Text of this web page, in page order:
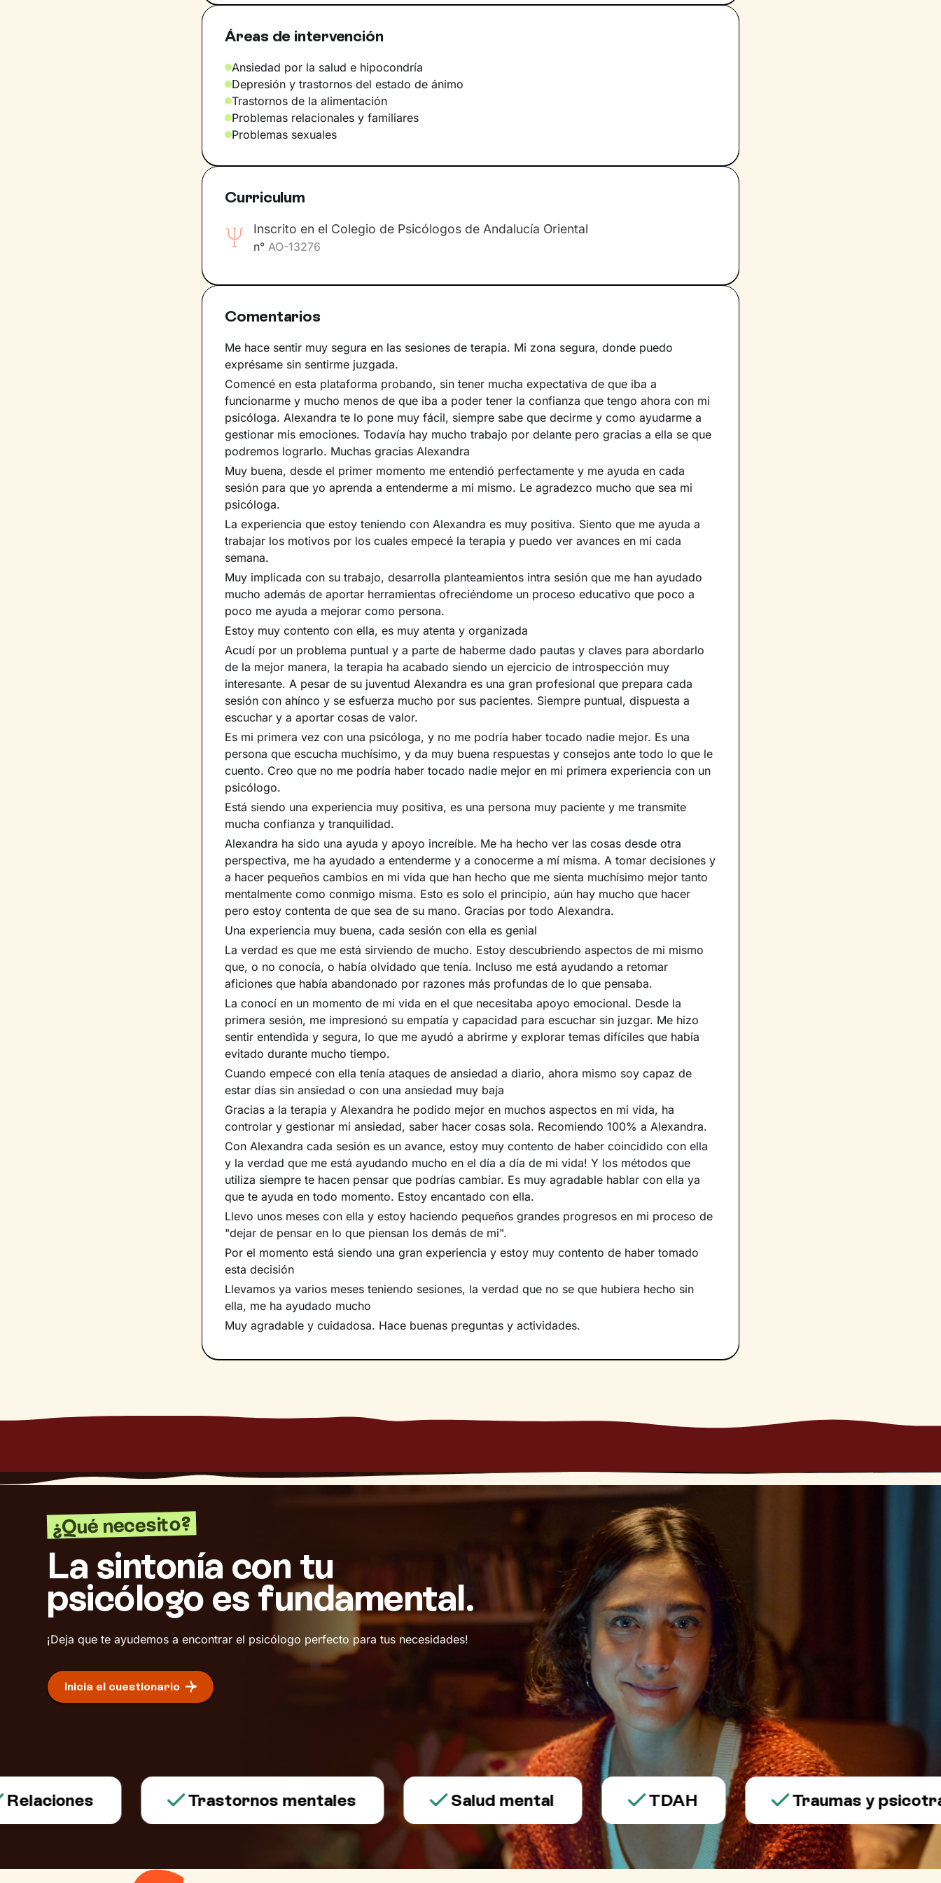
Idiomas
Español.
Áreas de intervención
Ansiedad por la salud e hipocondría
Depresión y trastornos del estado de ánimo
Trastornos de la alimentación
Problemas relacionales y familiares
Problemas sexuales
Curriculum
Inscrito en el Colegio de Psicólogos de Andalucía Oriental
n° AO-13276
Comentarios
Me hace sentir muy segura en las sesiones de terapia. Mi zona segura, donde puedo
exprésame sin sentirme juzgada.
Comencé en esta plataforma probando, sin tener mucha expectativa de que iba a
funcionarme y mucho menos de que iba a poder tener la confianza que tengo ahora con mi
psicóloga. Alexandra te lo pone muy fácil, siempre sabe que decirme y como ayudarme a
gestionar mis emociones. Todavía hay mucho trabajo por delante pero gracias a ella se que
podremos lograrlo. Muchas gracias Alexandra
Muy buena, desde el primer momento me entendió perfectamente y me ayuda en cada
sesión para que yo aprenda a entenderme a mi mismo. Le agradezco mucho que sea mi
psicóloga.
La experiencia que estoy teniendo con Alexandra es muy positiva. Siento que me ayuda a
trabajar los motivos por los cuales empecé la terapia y puedo ver avances en mi cada
semana.
Muy implicada con su trabajo, desarrolla planteamientos intra sesión que me han ayudado
mucho además de aportar herramientas ofreciéndome un proceso educativo que poco a
poco me ayuda a mejorar como persona.
Estoy muy contento con ella, es muy atenta y organizada
Acudí por un problema puntual y a parte de haberme dado pautas y claves para abordarlo
de la mejor manera, la terapia ha acabado siendo un ejercicio de introspección muy
interesante. A pesar de su juventud Alexandra es una gran profesional que prepara cada
sesión con ahínco y se esfuerza mucho por sus pacientes. Siempre puntual, dispuesta a
escuchar y a aportar cosas de valor.
Es mi primera vez con una psicóloga, y no me podría haber tocado nadie mejor. Es una
persona que escucha muchísimo, y da muy buena respuestas y consejos ante todo lo que le
cuento. Creo que no me podría haber tocado nadie mejor en mi primera experiencia con un
psicólogo.
Está siendo una experiencia muy positiva, es una persona muy paciente y me transmite
mucha confianza y tranquilidad.
Alexandra ha sido una ayuda y apoyo increíble. Me ha hecho ver las cosas desde otra
perspectiva, me ha ayudado a entenderme y a conocerme a mí misma. A tomar decisiones y
a hacer pequeños cambios en mi vida que han hecho que me sienta muchísimo mejor tanto
mentalmente como conmigo misma. Esto es solo el principio, aún hay mucho que hacer
pero estoy contenta de que sea de su mano. Gracias por todo Alexandra.
Una experiencia muy buena, cada sesión con ella es genial
La verdad es que me está sirviendo de mucho. Estoy descubriendo aspectos de mi mismo
que, o no conocía, o había olvidado que tenía. Incluso me está ayudando a retomar
aficiones que había abandonado por razones más profundas de lo que pensaba.
La conocí en un momento de mi vida en el que necesitaba apoyo emocional. Desde la
primera sesión, me impresionó su empatía y capacidad para escuchar sin juzgar. Me hizo
sentir entendida y segura, lo que me ayudó a abrirme y explorar temas difíciles que había
evitado durante mucho tiempo.
Cuando empecé con ella tenía ataques de ansiedad a diario, ahora mismo soy capaz de
estar días sin ansiedad o con una ansiedad muy baja
Gracias a la terapia y Alexandra he podido mejor en muchos aspectos en mi vida, ha
controlar y gestionar mi ansiedad, saber hacer cosas sola. Recomiendo 100% a Alexandra.
Con Alexandra cada sesión es un avance, estoy muy contento de haber coincidido con ella
y la verdad que me está ayudando mucho en el día a día de mi vida! Y los métodos que
utiliza siempre te hacen pensar que podrías cambiar. Es muy agradable hablar con ella ya
que te ayuda en todo momento. Estoy encantado con ella.
Llevo unos meses con ella y estoy haciendo pequeños grandes progresos en mi proceso de
"dejar de pensar en lo que piensan los demás de mi".
Por el momento está siendo una gran experiencia y estoy muy contento de haber tomado
esta decisión
Llevamos ya varios meses teniendo sesiones, la verdad que no se que hubiera hecho sin
ella, me ha ayudado mucho
Muy agradable y cuidadosa. Hace buenas preguntas y actividades.
¿Qué necesito?
La sintonía con tu
psicólogo es fundamental.
¡Deja que te ayudemos a encontrar el psicólogo perfecto para tus necesidades!
Inicia el cuestionario
Trastornos mentales Salud mental TDAH Traumas y